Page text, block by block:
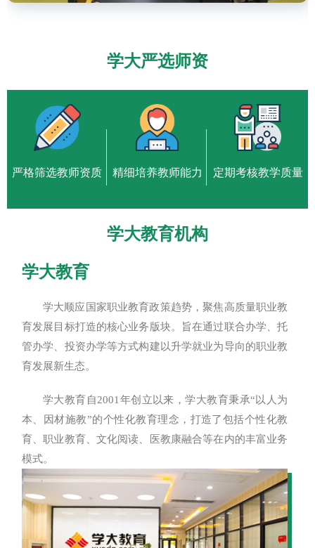
学大严选师资
严格筛选教师资质 精细培养教师能力 定期考核教学质量
学大教育机构
学大教育
学大顺应国家职业教育政策趋势，聚焦高质量职业教
育发展目标打造的核心业务版块。旨在通过联合办学、托
管办学、投资办学等方式构建以升学就业为导向的职业教
育发展新生态。
学大教育自2001年创立以来，学大教育秉承“以人为
本、因材施教”的个性化教育理念，打造了包括个性化教
育、职业教育、文化阅读、医教康融合等在内的丰富业务
模式。